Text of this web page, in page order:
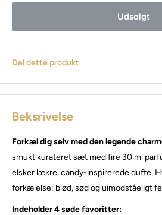
Udsolgt
Del dette produkt
Beksrivelse
Forkæl dig selv med den legende
smukt kurateret sæt med fire 30 ml
elsker lækre, candy-inspirerede dufte.
forkælelse: blød, sød og uimodståeligt
Indeholder 4 søde favoritter: